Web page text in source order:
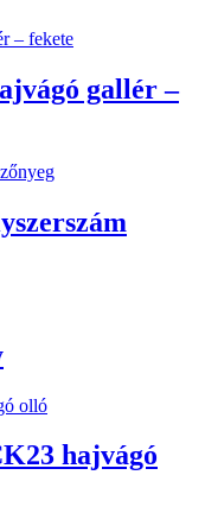
gallér –
hajvágó